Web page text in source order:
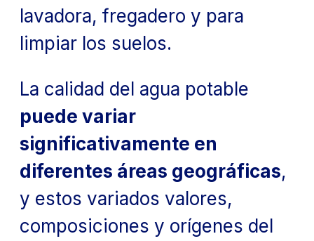
lavadora, fregadero y para
limpiar los suelos.
La calidad del agua potable
puede variar
significativamente en
diferentes áreas geográficas,
y estos variados valores,
composiciones y orígenes del